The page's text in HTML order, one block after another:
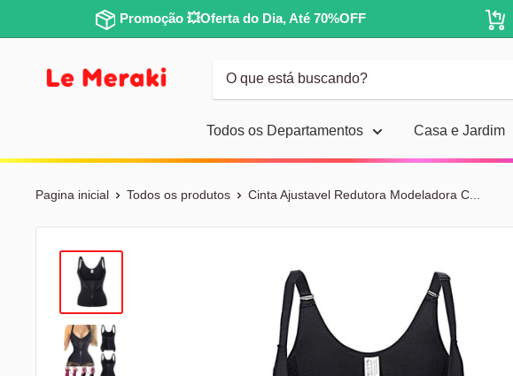
Promoção 💥Oferta do Dia, Até 70%OFF
Todos os Departamentos Casa e Jardim
Pagina inicial Todos os produtos Cinta Ajustavel Redutora Modeladora C...